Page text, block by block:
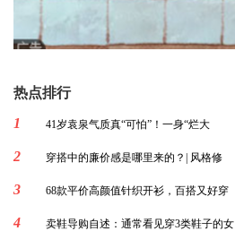
热点排行
1
41岁袁泉气质真“可怕”！一身“烂大
2 穿搭中的廉价感是哪里来的？| 风格修
3 68款平价高颜值针织开衫，百搭又好穿
4 卖鞋导购自述：通常看见穿3类鞋子的女